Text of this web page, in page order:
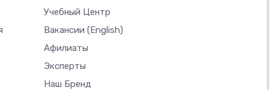
Учебный Центр
Вакансии (English)
Афилиаты
Эксперты
Наш Бренд